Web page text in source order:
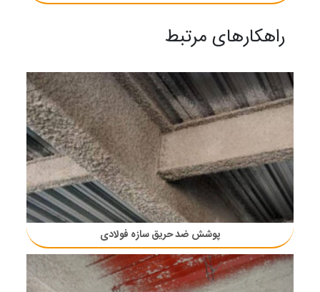
راهکارهای مرتبط
پوشش ضد حریق سازه فولادی